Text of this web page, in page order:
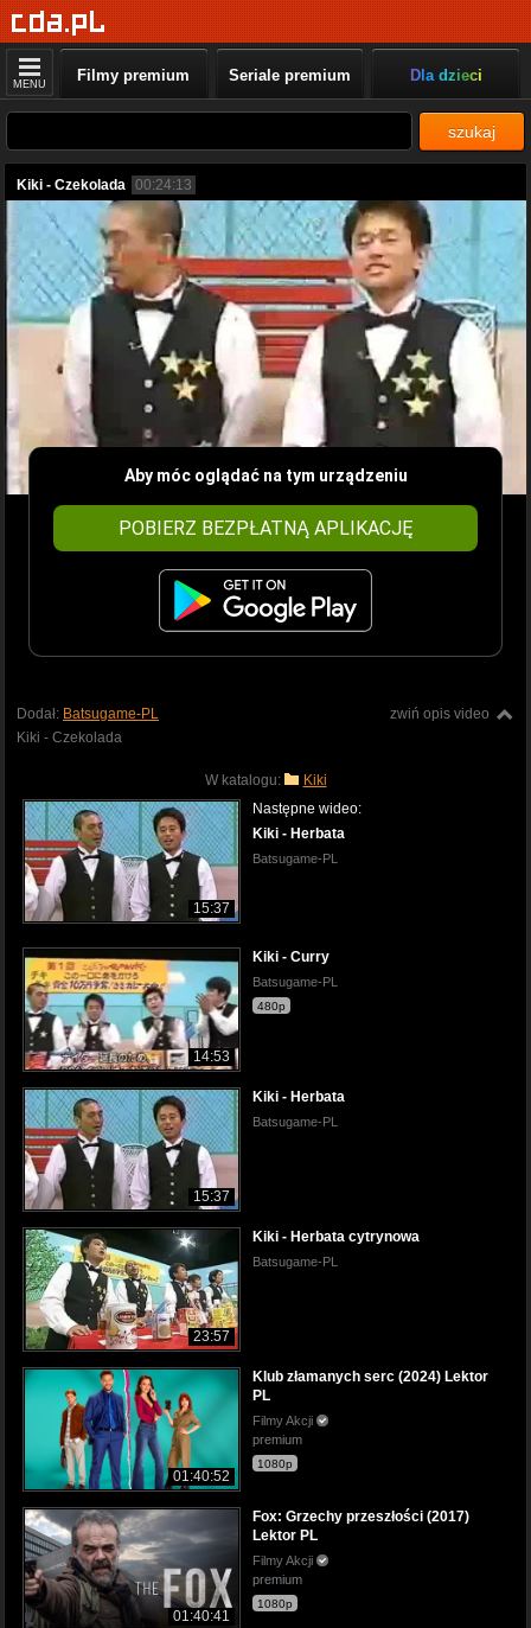
MENU Filmy premium Seriale premium Dla dzieci
szukaj
Kiki - Czekolada 00:24:13
Aby móc oglądać na tym urządzeniu
POBIERZ BEZPŁATNĄ APLIKACJĘ
zwiń opis video
Dodał: Batsugame-PL
Kiki - Czekolada
W katalogu: Kiki
15:37
Następne wideo:
Kiki - Herbata
Batsugame-PL
14:53
Kiki - Curry
Batsugame-PL
480p
15:37
Kiki - Herbata
Batsugame-PL
23:57
Kiki - Herbata cytrynowa
Batsugame-PL
01:40:52
Klub złamanych serc (2024) Lektor
PL
Filmy Akcji
premium
1080p
01:40:41
Fox: Grzechy przeszłości (2017)
Lektor PL
Filmy Akcji
premium
1080p